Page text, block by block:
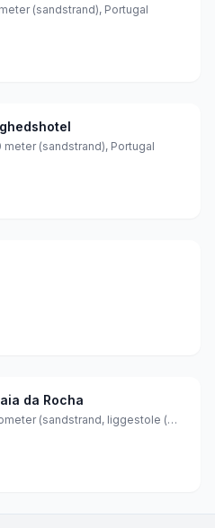
(sandstrand), Portugal
(sandstrand), Portugal
da Rocha
afstand til stranden ca. 1,2 kilometer (sandstrand, liggestole (mod betaling) , parasol (mod betaling) ), Portugal